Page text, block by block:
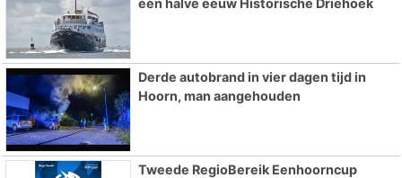
een halve eeuw Historische Driehoek
Derde autobrand in vier dagen tijd in
Hoorn, man aangehouden
Tweede RegioBereik Eenhoorncup